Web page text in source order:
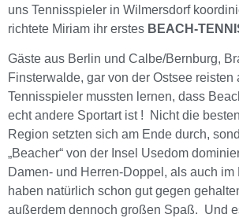
uns Tennisspieler in Wilmersdorf
richtete Miriam ihr erstes BEACH-
Gäste aus Berlin und Calbe/Bernburg,
Finsterwalde, gar von der Ostsee
Tennisspieler mussten lernen, dass
echt andere Sportart ist ! Nicht die
Region setzten sich am Ende durch,
„Beacher“ von der Insel Usedom
Damen- und Herren-Doppel, als auch im
haben natürlich schon gut gegen
außerdem dennoch großen Spaß. Und